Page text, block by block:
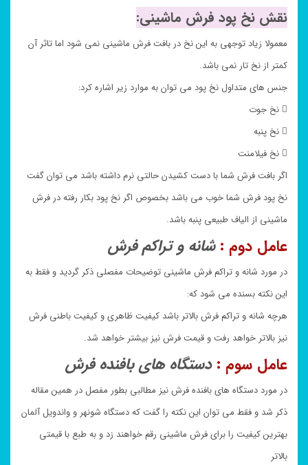
نقش نخ پود فرش ماشینی:
معمولا زیاد توجهی به این نخ در بافت فرش ماشینی نمی شود اما تاثر آن
کمتر از نخ تار نمی باشد.
جنس های متداول نخ پود می توان به موارد زیر اشاره کرد:
 نخ جوت
 نخ پنبه
 نخ فیلامنت
اگر بافت فرش شما با دست کشیدن حالتی نرم داشته باشد می توان گفت
نخ پود فرش شما خوب می باشد بخصوص اگر نخ پود بکار رفته در فرش
ماشینی از الیاف طبیعی پنبه باشد.
عامل دوم : شانه و تراکم فرش
در مورد شانه و تراکم فرش ماشینی توضیحات مفصلی ذکر گردید و فقط به
این نکته بسنده می شود که:
هرچه شانه و تراکم فرش بالاتر باشد کیفیت ظاهری و کیفیت باطنی فرش
نیز بالاتر خواهد رفت و قیمت فرش نیز بیشتر خواهد شد.
عامل سوم : دستگاه های بافنده فرش
در مورد دستگاه های بافنده فرش نیز مطالبی بطور مفصل در همین مقاله
ذکر شد و فقط می توان این نکته را گفت که دستگاه شونهر و واندویل آلمان
بهترین کیفیت را برای فرش ماشینی رقم خواهند زد و به طبع با قیمتی
بالاتر